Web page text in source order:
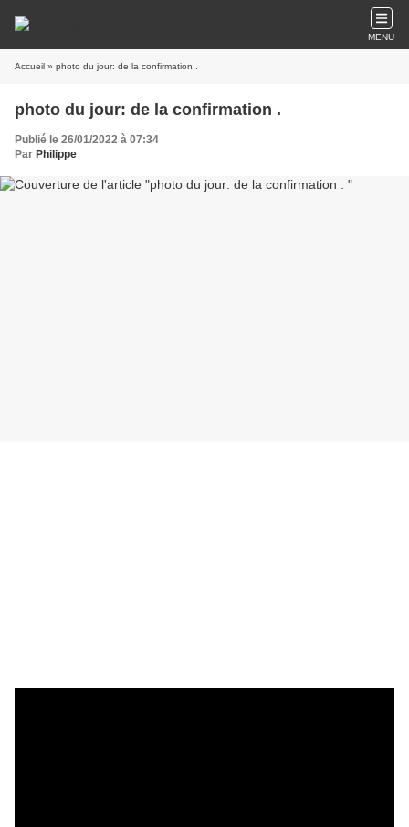
MENU
Accueil » photo du jour: de la confirmation .
photo du jour: de la confirmation .
Publié le 26/01/2022 à 07:34
Par Philippe